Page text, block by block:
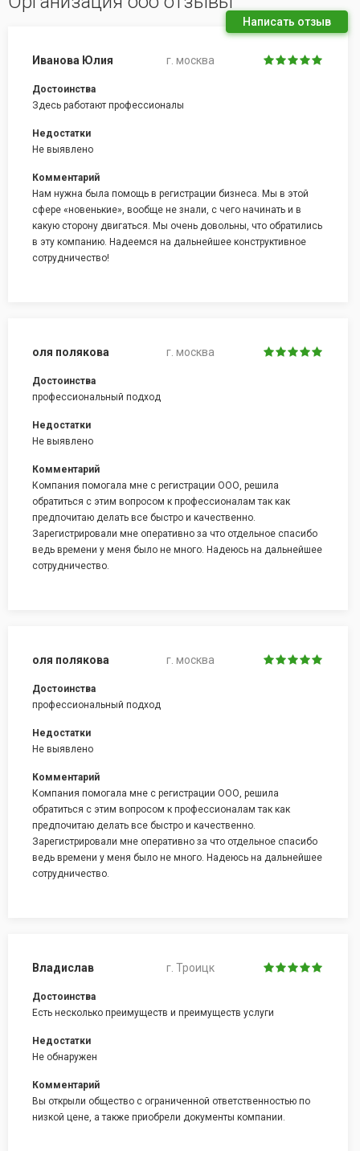
Написать отзыв
Иванова Юлия г. москва
Достоинства
Здесь работают профессионалы
Недостатки
Не выявлено
Комментарий
Нам нужна была помощь в регистрации бизнеса. Мы в этой
сфере «новенькие», вообще не знали, с чего начинать и в
какую сторону двигаться. Мы очень довольны, что обратились
в эту компанию. Надеемся на дальнейшее конструктивное
сотрудничество!
оля полякова г. москва
Достоинства
профессиональный подход
Недостатки
Не выявлено
Комментарий
Компания помогала мне с регистрации ООО, решила
обратиться с этим вопросом к профессионалам так как
предпочитаю делать все быстро и качественно.
Зарегистрировали мне оперативно за что отдельное спасибо
ведь времени у меня было не много. Надеюсь на дальнейшее
сотрудничество.
оля полякова г. москва
Достоинства
профессиональный подход
Недостатки
Не выявлено
Комментарий
Компания помогала мне с регистрации ООО, решила
обратиться с этим вопросом к профессионалам так как
предпочитаю делать все быстро и качественно.
Зарегистрировали мне оперативно за что отдельное спасибо
ведь времени у меня было не много. Надеюсь на дальнейшее
сотрудничество.
Владислав г. Троицк
Достоинства
Есть несколько преимуществ и преимуществ услуги
Недостатки
Не обнаружен
Комментарий
Вы открыли общество с ограниченной ответственностью по
низкой цене, а также приобрели документы компании.